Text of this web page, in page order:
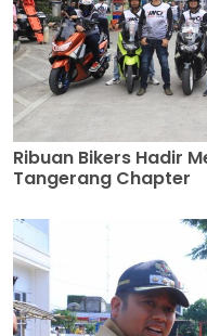
Ribuan Bikers Hadir
Tangerang Chapter